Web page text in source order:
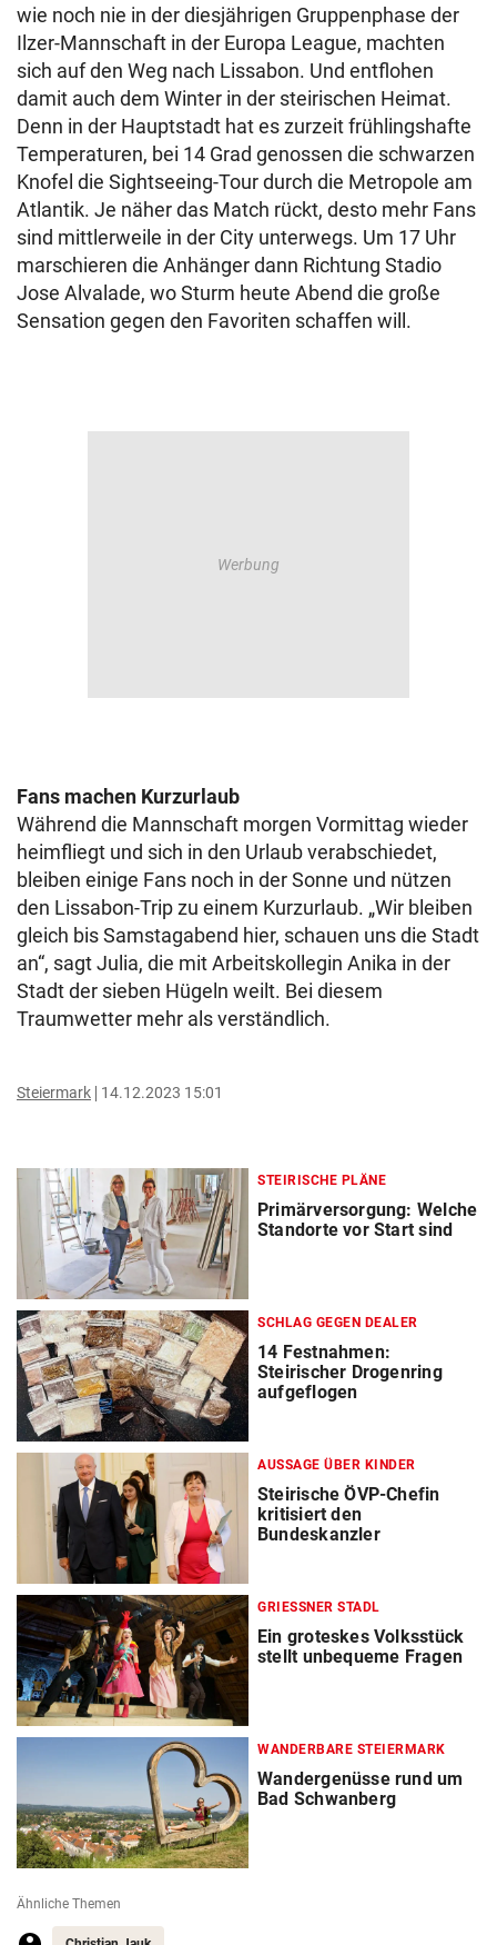
wie noch nie in der diesjährigen Gruppenphase der
Ilzer-Mannschaft in der Europa League, machten
sich auf den Weg nach Lissabon. Und entflohen
damit auch dem Winter in der steirischen Heimat.
Denn in der Hauptstadt hat es zurzeit frühlingshafte
Temperaturen, bei 14 Grad genossen die schwarzen
Knofel die Sightseeing-Tour durch die Metropole am
Atlantik. Je näher das Match rückt, desto mehr Fans
sind mittlerweile in der City unterwegs. Um 17 Uhr
marschieren die Anhänger dann Richtung Stadio
Jose Alvalade, wo Sturm heute Abend die große
Sensation gegen den Favoriten schaffen will.
Fans machen Kurzurlaub
Während die Mannschaft morgen Vormittag wieder
heimfliegt und sich in den Urlaub verabschiedet,
bleiben einige Fans noch in der Sonne und nützen
den Lissabon-Trip zu einem Kurzurlaub. „Wir bleiben
gleich bis Samstagabend hier, schauen uns die Stadt
an“, sagt Julia, die mit Arbeitskollegin Anika in der
Stadt der sieben Hügeln weilt. Bei diesem
Traumwetter mehr als verständlich.
Steiermark 14.12.2023 15:01
STEIRISCHE PLÄNE
Primärversorgung: Welche
Standorte vor Start sind
SCHLAG GEGEN DEALER
14 Festnahmen:
Steirischer Drogenring
aufgeflogen
AUSSAGE ÜBER KINDER
Steirische ÖVP-Chefin
kritisiert den
Bundeskanzler
GRIESSNER STADL
Ein groteskes Volksstück
stellt unbequeme Fragen
WANDERBARE STEIERMARK
Wandergenüsse rund um
Bad Schwanberg
Ähnliche Themen